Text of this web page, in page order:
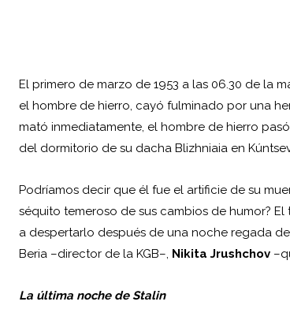
El primero de marzo de 1953 a las 06.30 de la
el hombre de hierro, cayó fulminado por una
mató inmediatamente, el hombre de hierro
del dormitorio de su dacha Blizhniaia en
Podríamos decir que él fue el artificie de su
séquito temeroso de sus cambios de humor?
a despertarlo después de una noche regada
Beria –director de la KGB–, Nikita Jrushchov
La última noche de Stalin